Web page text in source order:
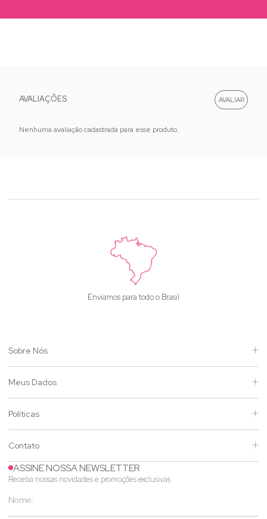
AVALIAÇÕES
Nenhuma avaliação cadastrada para esse produto.
Enviamos para todo o Brasil
Sobre Nós
Meus Dados
Políticas
Contato
ASSINE NOSSA NEWSLETTER
Receba nossas novidades e promoções exclusivas